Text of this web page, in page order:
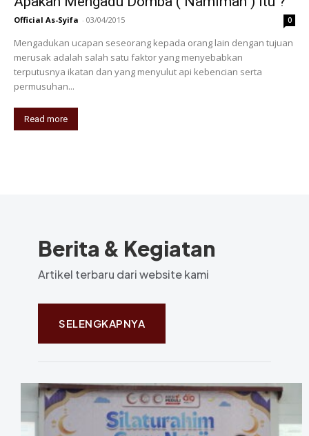
Official As-Syifa - 03/04/2015 0
Mengadukan ucapan seseorang kepada orang lain dengan tujuan
merusak adalah salah satu faktor yang menyebabkan
terputusnya ikatan dan yang menyulut api kebencian serta
permusuhan...
Read more
Berita & Kegiatan
Artikel terbaru dari website kami
SELENGKAPNYA